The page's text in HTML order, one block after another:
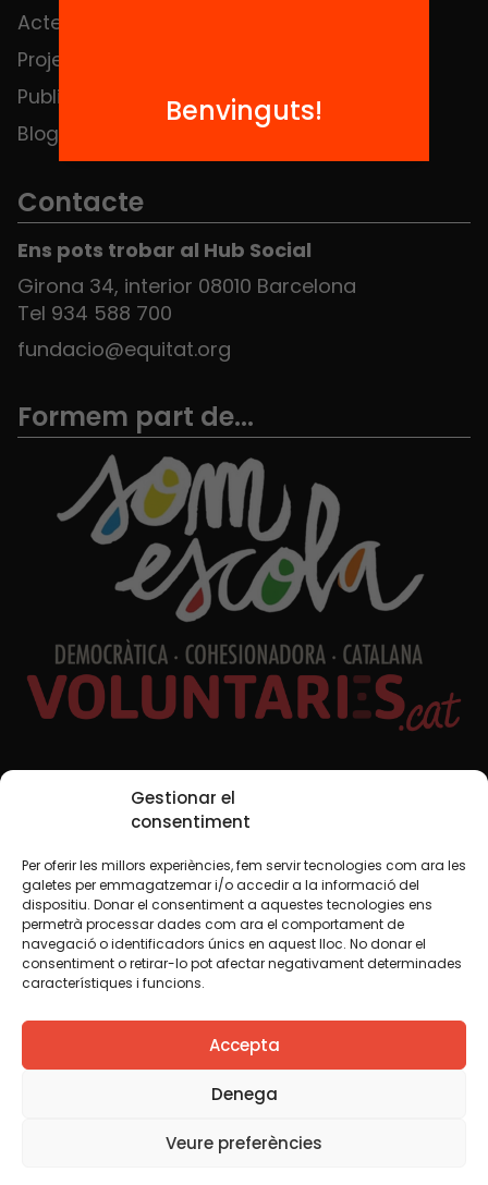
Gestionar el
consentiment
Per oferir les millors experiències, fem servir tecnologies com ara les
galetes per emmagatzemar i/o accedir a la informació del
dispositiu. Donar el consentiment a aquestes tecnologies ens
permetrà processar dades com ara el comportament de
navegació o identificadors únics en aquest lloc. No donar el
consentiment o retirar-lo pot afectar negativament determinades
característiques i funcions.
Accepta
Denega
Veure preferències
Actes
Projectes
Publicacions i vídeos
Blog
Contacte
Ens pots trobar al Hub Social
Girona 34, interior 08010 Barcelona
Tel 934 588 700
fundacio@equitat.org
Formem part de...
Xarxes Socials
TWT YTB IG FB IN
Avís legalPolítica de cookies
Creiem que el coneixement s’ha de compartir. Per això
fem servir una llicència Creative Commons, llevat que en
algun material indiquem el contrari. Us animem a copiar,
redistribuir, remesclar o transformar i crear els continguts
comercial. Només us demanem que reconegueu
Benvinguts!